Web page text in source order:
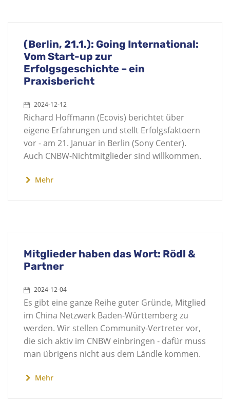
(Berlin, 21.1.): Going International:
Vom Start-up zur
Erfolgsgeschichte – ein
Praxisbericht
2024-12-12
Richard Hoffmann (Ecovis) berichtet über
eigene Erfahrungen und stellt Erfolgsfaktoern
vor - am 21. Januar in Berlin (Sony Center).
Auch CNBW-Nichtmitglieder sind willkommen.
Mehr
Mitglieder haben das Wort: Rödl &
Partner
2024-12-04
Es gibt eine ganze Reihe guter Gründe, Mitglied
im China Netzwerk Baden-Württemberg zu
werden. Wir stellen Community-Vertreter vor,
die sich aktiv im CNBW einbringen - dafür muss
man übrigens nicht aus dem Ländle kommen.
Mehr